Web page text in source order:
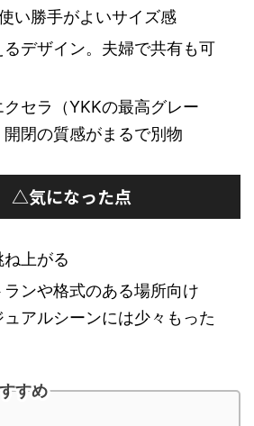
い勝手がよいサイズ感
デザイン。夫婦で共有も可
セラ（YKKの最高グレー
開閉の質感がまるで別物
△気になった点
上がる
ンや格式のある場所向け
アルシーンには少々もった
すめ